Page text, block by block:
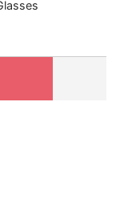
(2021年度実績）